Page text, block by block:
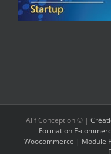
Alif Conception © |
Formation E-
Woocommerce | Module